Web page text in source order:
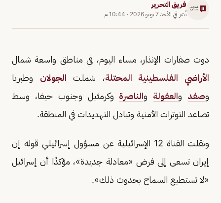
فريق التحرير
نُشر في الأحد 7 يونيو 2026 · 10:44 م
دوت صفارات الإنذار، مساء اليوم، في مناطق واسعة شمال
الأراضي الفلسطينية المحتلة، شملت الجولان وطبريا
وصفد والعفولة والناصرة وكرمئيل وجنوب حيفا، وسط
تصاعد التوترات الأمنية وتبادل التهديدات في المنطقة.
ونقلت القناة 12 الإسرائيلية عن مسؤول إسرائيلي قوله إن
إيران تسعى إلى فرض «معادلة جديدة»، مؤكدًا أن إسرائيل
«لا تستطيع السماح بحدوث ذلك».